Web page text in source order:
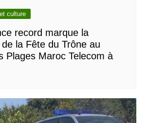
culture
record marque la
la Fête du Trône au
Plages Maroc Telecom à